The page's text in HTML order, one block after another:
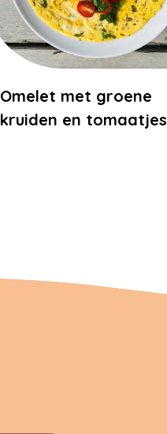
Omelet met groene
kruiden en tomaatjes